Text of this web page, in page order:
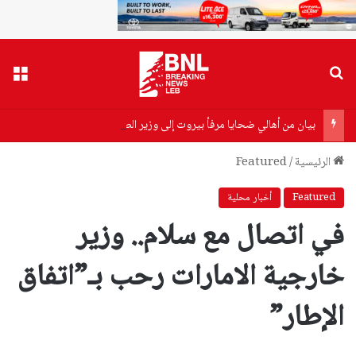
بيان من أهالي ضحايا مرفأ بيروت إلى وزير الصحة…هذا ما جاء فيه!
الرئيسية/
Featured
Featured أخبار محلية
في اتصال مع سلام.. وزير
خارجية الامارات رحب بـ”اتفاق
الإطار”